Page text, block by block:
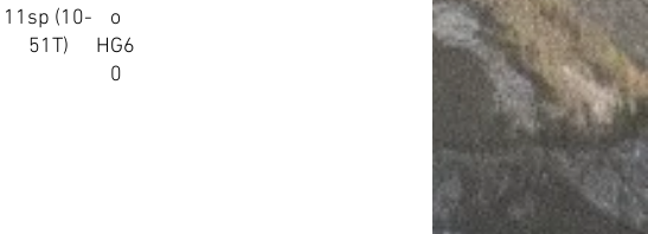
11sp (10-
51T)
o
HG6
0